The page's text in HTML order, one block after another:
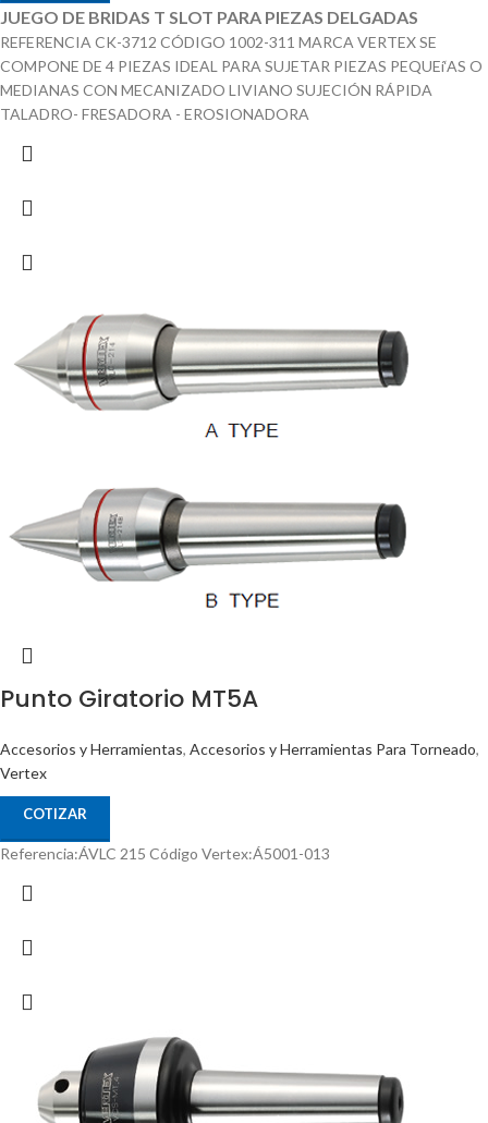
JUEGO DE BRIDAS T SLOT PARA PIEZAS DELGADAS
REFERENCIA CK-3712 CÓDIGO 1002-311 MARCA VERTEX SE
COMPONE DE 4 PIEZAS IDEAL PARA SUJETAR PIEZAS PEQUEí‘AS O
MEDIANAS CON MECANIZADO LIVIANO SUJECIÓN RÁPIDA
TALADRO- FRESADORA - EROSIONADORA
Punto Giratorio MT5A
Accesorios y Herramientas, Accesorios y Herramientas Para Torneado,
Vertex
COTIZAR
Referencia:ÁVLC 215 Código Vertex:Á5001-013